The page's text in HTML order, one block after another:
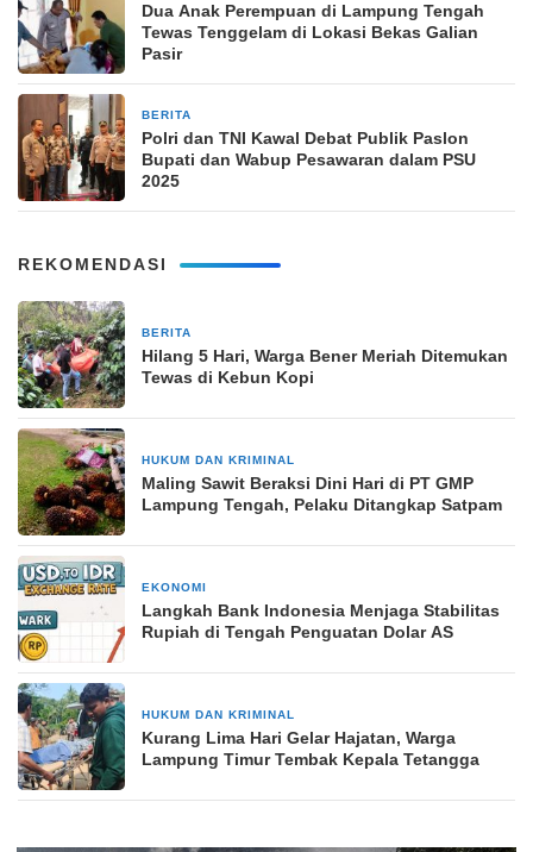
Dua Anak Perempuan di Lampung Tengah
Tewas Tenggelam di Lokasi Bekas Galian
Pasir
BERITA
Polri dan TNI Kawal Debat Publik Paslon
Bupati dan Wabup Pesawaran dalam PSU
2025
REKOMENDASI
BERITA
Hilang 5 Hari, Warga Bener Meriah Ditemukan
Tewas di Kebun Kopi
HUKUM DAN KRIMINAL
Maling Sawit Beraksi Dini Hari di PT GMP
Lampung Tengah, Pelaku Ditangkap Satpam
EKONOMI
Langkah Bank Indonesia Menjaga Stabilitas
Rupiah di Tengah Penguatan Dolar AS
HUKUM DAN KRIMINAL
Kurang Lima Hari Gelar Hajatan, Warga
Lampung Timur Tembak Kepala Tetangga